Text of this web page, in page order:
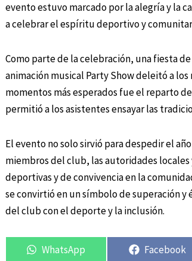
evento estuvo marcado por la alegría y la
a celebrar el espíritu deportivo y
Como parte de la celebración, una fiesta
animación musical Party Show deleitó a
momentos más esperados fue el reparto
permitió a los asistentes ensayar las
El evento no solo sirvió para despedir el
miembros del club, las autoridades
deportivas y de convivencia en la
se convirtió en un símbolo de superación
del club con el deporte y la inclusión.
WhatsApp Facebook